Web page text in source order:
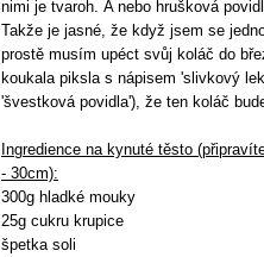
nimi je tvaroh. A nebo hrušková
Takže je jasné, že když jsem se
prostě musím upéct svůj koláč do
koukala piksla s nápisem 'slivkový
'švestková povidla'), že ten koláč
Ingredience na kynuté těsto
- 30cm):
300g hladké mouky
25g cukru krupice
špetka soli